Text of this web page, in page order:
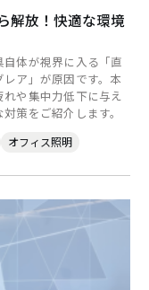
解放！快適な環境
体が視界に入る「直
ア」が原因です。本
や集中力低下に与え
策をご紹介します。
オフィス照明